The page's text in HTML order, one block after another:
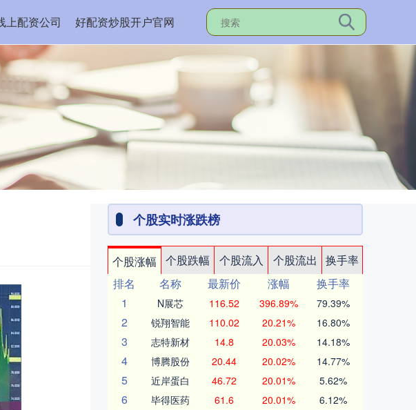
上配资公司 好配资炒股开户官网
个股实时涨跌榜
个股涨幅 个股跌幅 个股流入 个股流出
换手率
排名
名称 最新价 涨幅
换手率
1
N展芯 116.52 396.89% 79.39%
2 锐翔智能 110.02 20.21% 16.80%
3 志特新材 14.8 20.03% 14.18%
4 博腾股份 20.44 20.02% 14.77%
5 近岸蛋白 46.72 20.01% 5.62%
6 毕得医药 61.6 20.01% 6.12%